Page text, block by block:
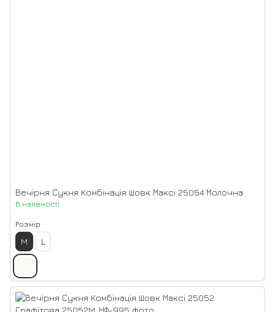
Вечірня Сукня Комбінація Шовк Максі 25054 Молочна
В наявності
Розмір
M L